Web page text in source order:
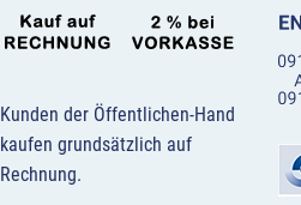
Kunden der Öffentlichen-Hand
kaufen grundsätzlich auf
Rechnung.